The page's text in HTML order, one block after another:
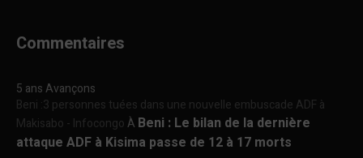
Commentaires
5 ans Avançons
Beni :3 personnes tuées dans une nouvelle embuscade ADF à
Makisabo - InfocongoÀ Beni : Le bilan de la dernière
attaque ADF à Kisima passe de 12 à 17 morts